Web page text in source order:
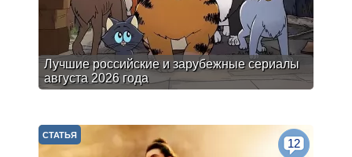
Лучшие российские и зарубежные сериалы
августа 2026 года
СТАТЬЯ
12